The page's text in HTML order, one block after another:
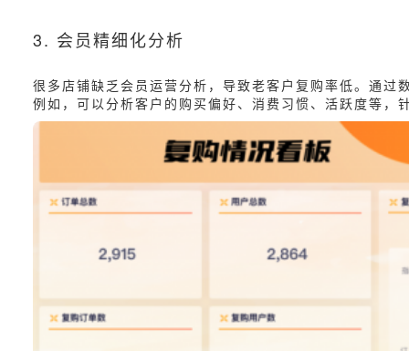
3. 会员精细化分析
很多店铺缺乏会员运营分析，导致老客户复购率低。通
例如，可以分析客户的购买偏好、消费习惯、活跃度等，